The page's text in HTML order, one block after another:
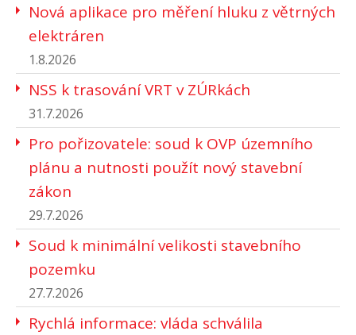
Nová aplikace pro měření hluku z větrných
elektráren
1.8.2026
NSS k trasování VRT v ZÚRkách
31.7.2026
Pro pořizovatele: soud k OVP územního
plánu a nutnosti použít nový stavební
zákon
29.7.2026
Soud k minimální velikosti stavebního
pozemku
27.7.2026
Rychlá informace: vláda schválila